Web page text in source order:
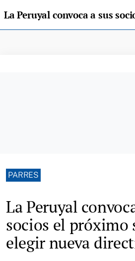
PARRES
La Peruyal
socios el próximo
elegir nueva